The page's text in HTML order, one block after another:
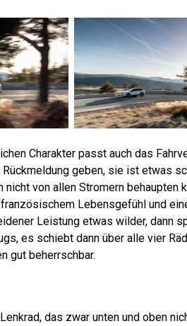
Charakter passt auch das
geben, sie ist etwas
nicht von allen Stromern behaupten
Lebensgefühl und
Leistung etwas wilder, dann
es schiebt dann über alle vier
gut beherrschbar.
das zwar unten und oben